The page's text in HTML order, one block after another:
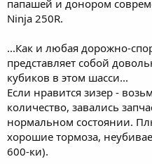
папашей и донором
Ninja 250R.
...Как и любая дорожно-
представляет собой
кубиков в этом шасси...
Если нравится зизер -
количество, завались
нормальном состоянии.
хорошие тормоза,
600-ки).